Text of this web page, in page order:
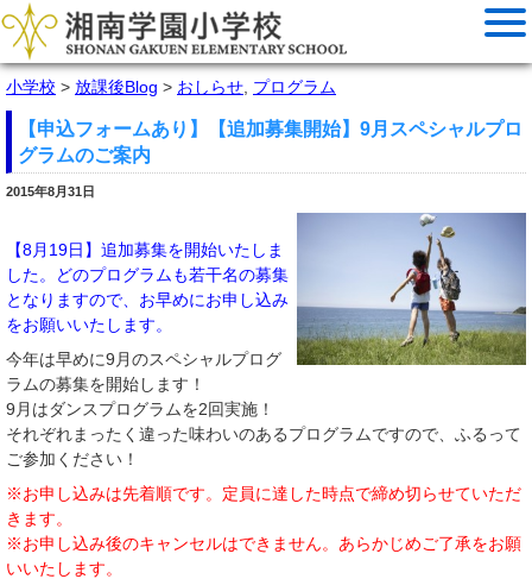
小学校 > 放課後Blog > おしらせ プログラム
【申込フォームあり】【追加募集開始】9月スペシャルプロ
グラムのご案内
2015年8月31日
【8月19日】追加募集を開始いたしま
した。どのプログラムも若干名の募集
となりますので、お早めにお申し込み
をお願いいたします。
今年は早めに9月のスペシャルプログ
ラムの募集を開始します！
9月はダンスプログラムを2回実施！
それぞれまったく違った味わいのあるプログラムですので、ふるって
ご参加ください！
※お申し込みは先着順です。定員に達した時点で締め切らせていただ
きます。
※お申し込み後のキャンセルはできません。あらかじめご了承をお願
いいたします。